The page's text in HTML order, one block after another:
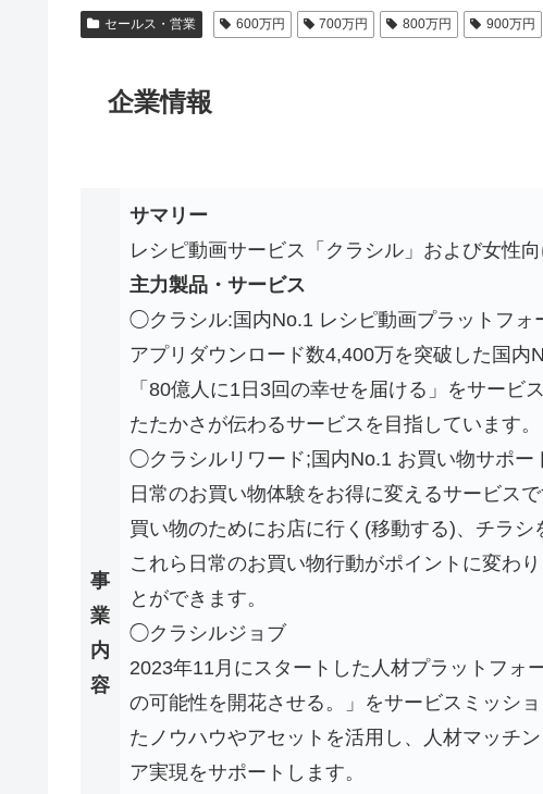
セールス・営業 600万円 700万円 800万円 900万円
企業情報
事
業
内
容
サマリー
レシピ動画サービス「クラシル」および女性
主力製品・サービス
◯クラシル:国内No.1 レシピ動画プラットフォ
アプリダウンロード数4,400万を突破した国内
「80億人に1日3回の幸せを届ける」をサー
たたかさが伝わるサービスを目指しています。
◯クラシルリワード;国内No.1 お買い物サポー
日常のお買い物体験をお得に変えるサービスで
買い物のためにお店に行く(移動する)、チラシ
これら日常のお買い物行動がポイントに変わ
とができます。
◯クラシルジョブ
2023年11月にスタートした人材プラットフォ
の可能性を開花させる。」をサービスミッシ
たノウハウやアセットを活用し、人材マッチ
ア実現をサポートします。